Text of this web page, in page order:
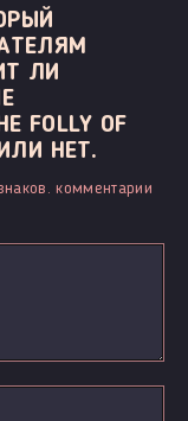
ЛИ
FOLLY OF
НЕТ.
комментарии